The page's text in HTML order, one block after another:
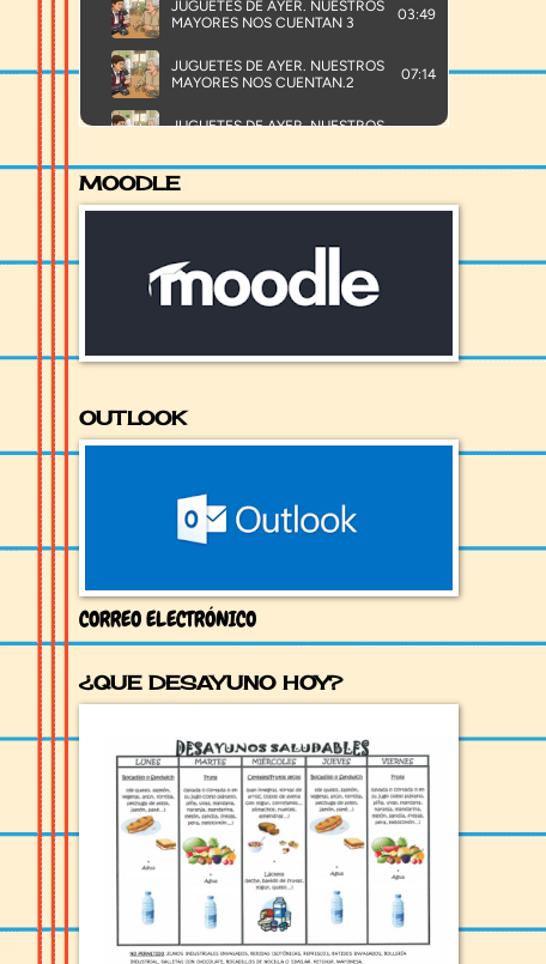
MOODLE
OUTLOOK
CORREO ELECTRÓNICO
¿QUE DESAYUNO HOY?